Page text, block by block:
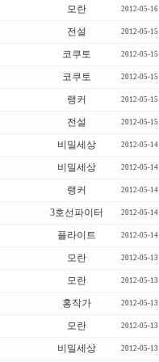
모란 2012-05-16
전설 2012-05-15
코쿠토 2012-05-15
코쿠토 2012-05-15
랭커 2012-05-15
전설 2012-05-15
비밀세상 2012-05-14
비밀세상 2012-05-14
랭커 2012-05-14
3호선파이터 2012-05-14
플라이트 2012-05-14
모란 2012-05-13
모란 2012-05-13
홍작가 2012-05-13
모란 2012-05-13
비밀세상 2012-05-13